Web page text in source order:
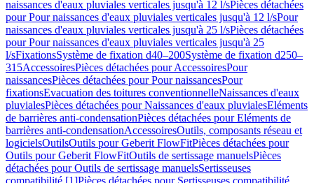
naissances d'eaux pluviales verticales jusqu'à 12 l/sPièces détachées
pour Pour naissances d'eaux pluviales verticales jusqu'à 12 l/sPour
naissances d'eaux pluviales verticales jusqu'à 25 l/sPièces détachées
pour Pour naissances d'eaux pluviales verticales jusqu'à 25
l/sFixationsSystème de fixation d40–200Système de fixation d250–
315AccessoiresPièces détachées pour AccessoiresPour
naissancesPièces détachées pour Pour naissancesPour
fixationsEvacuation des toitures conventionnelleNaissances d'eaux
pluvialesPièces détachées pour Naissances d'eaux pluvialesEléments
de barrières anti-condensationPièces détachées pour Eléments de
barrières anti-condensationAccessoiresOutils, composants réseau et
logicielsOutilsOutils pour Geberit FlowFitPièces détachées pour
Outils pour Geberit FlowFitOutils de sertissage manuelsPièces
détachées pour Outils de sertissage manuelsSertisseuses
compatibilité [1]Pièces détachées pour Sertisseuses compatibilité